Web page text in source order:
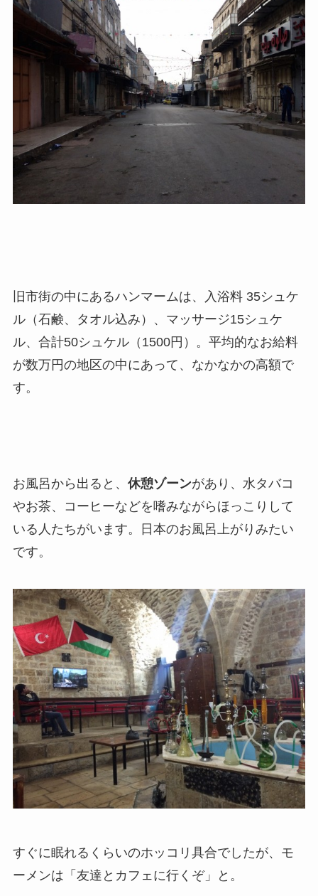
旧市街の中にあるハンマームは、入浴料 35シュケ
ル（石鹸、タオル込み）、マッサージ15シュケ
ル、合計50シュケル（1500円）。平均的なお給料
が数万円の地区の中にあって、なかなかの高額で
す。
お風呂から出ると、 休憩ゾーンがあり、水タバコ
やお茶、コーヒーなどを嗜みながらほっこりして
いる人たちがいます。日本のお風呂上がりみたい
です。
すぐに眠れるくらいのホッコリ具合でしたが、モ
ーメンは「友達とカフェに行くぞ」と。